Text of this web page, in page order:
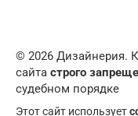
© 2026 Дизайнерия.
сайта строго
судебном порядке
Этот сайт использует